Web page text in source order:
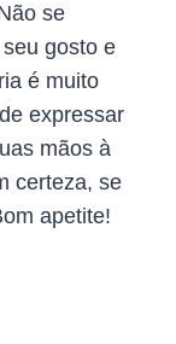
se
gosto e
é muito
expressar
mãos à
certeza, se
apetite!